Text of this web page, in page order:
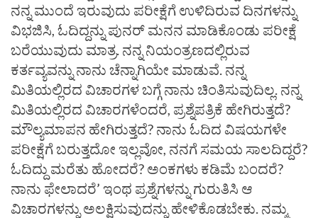
ನನ್ನ ಮುಂದೆ ಇರುವುದು ಪರೀಕ್ಷೆಗೆ ಉಳಿದಿರುವ ದಿನಗಳನ್ನು
ವಿಭಜಿಸಿ, ಓದಿದ್ದನ್ನು ಪುನರ್‌ ಮನನ ಮಾಡಿಕೊಂಡು ಪರೀಕ್ಷೆ
ಬರೆಯುವುದು ಮಾತ್ರ. ನನ್ನ ನಿಯಂತ್ರಣದಲ್ಲಿರುವ
ಕರ್ತವ್ಯವನ್ನು ನಾನು ಚೆನ್ನಾಗಿಯೇ ಮಾಡುವೆ. ನನ್ನ
ಮಿತಿಯಲ್ಲಿರದ ವಿಚಾರಗಳ ಬಗ್ಗೆ ನಾನು ಚಿಂತಿಸುವುದಿಲ್ಲ. ನನ್ನ
ಮಿತಿಯಲ್ಲಿರದ ವಿಚಾರಗಳೆಂದರೆ, ಪ್ರಶ್ನೆಪತ್ರಿಕೆ ಹೇಗಿರುತ್ತದೆ?
ಮೌಲ್ಯಮಾಪನ ಹೇಗಿರುತ್ತದೆ? ನಾನು ಓದಿದ ವಿಷಯಗಳೇ
ಪರೀಕ್ಷೆಗೆ ಬರುತ್ತದೋ ಇಲ್ಲವೋ, ನನಗೆ ಸಮಯ ಸಾಲದಿದ್ದರೆ?
ಓದಿದ್ದು ಮರೆತು ಹೋದರೆ? ಅಂಕಗಳು ಕಡಿಮೆ ಬಂದರೆ?
ನಾನು ಫೇಲಾದರೆ’ ಇಂಥ ಪ್ರಶ್ನೆಗಳನ್ನು ಗುರುತಿಸಿ ಆ
ವಿಚಾರಗಳನ್ನು ಅಲಕ್ಷಿಸುವುದನ್ನು ಹೇಳಿಕೊಡಬೇಕು. ನಮ್ಮ